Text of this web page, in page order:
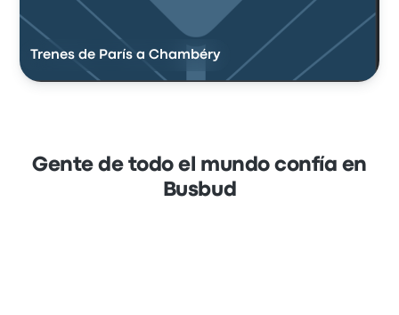
Trenes de París a Chambéry
Gente de todo el mundo confía en
Busbud